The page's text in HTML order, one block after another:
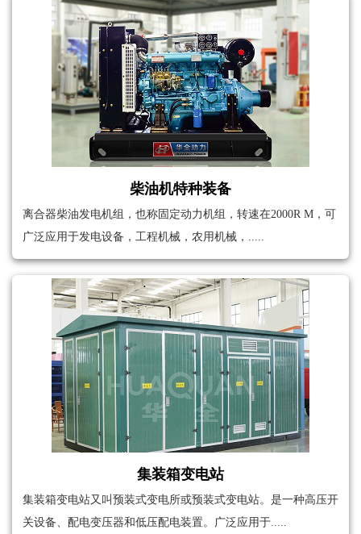
柴油机特种装备
离合器柴油发电机组，也称固定动力机组，转速在2000R M，可
广泛应用于发电设备，工程机械，农用机械，.....
集装箱变电站
集装箱变电站又叫预装式变电所或预装式变电站。是一种高压开
关设备、配电变压器和低压配电装置。广泛应用于.....